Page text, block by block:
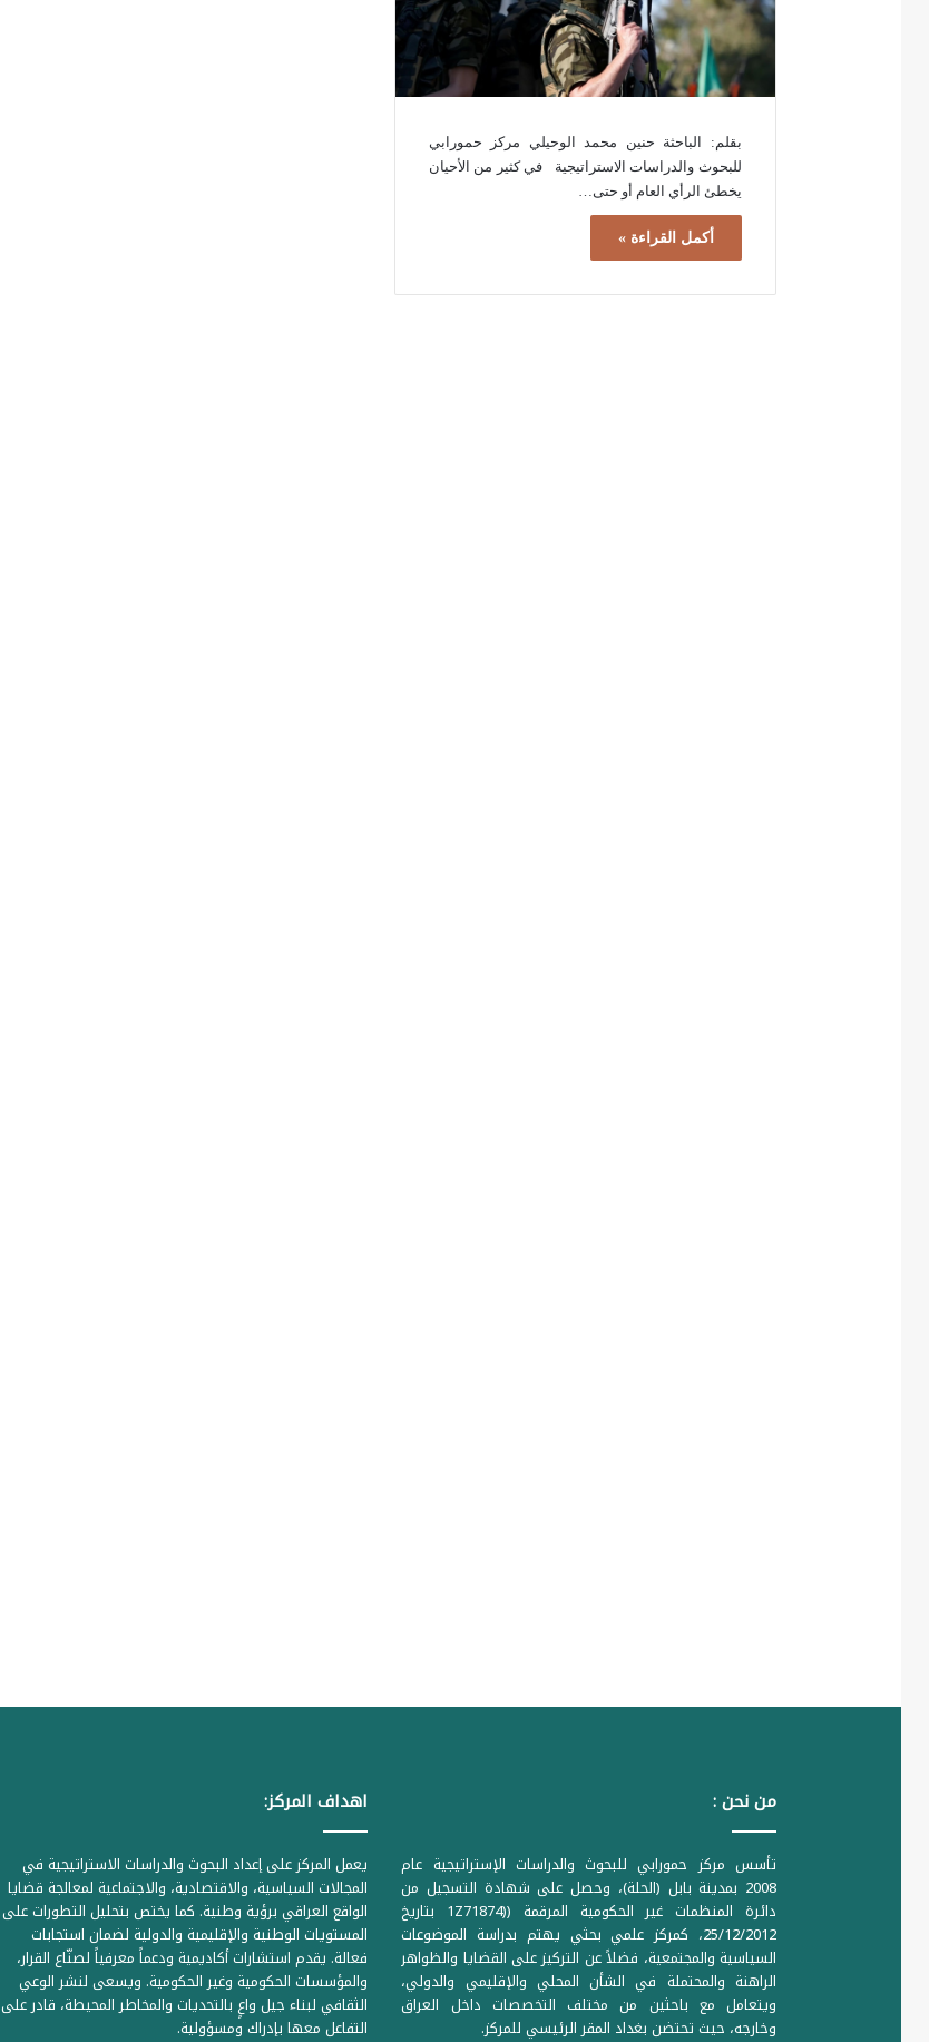
بقلم: الباحثة حنين محمد الوحيلي مركز حمورابي
للبحوث والدراسات الاستراتيجية في كثير من الأحيان
يخطئ الرأي العام أو حتى…
أكمل القراءة »
من نحن :
تأسس مركز حمورابي للبحوث والدراسات الإستراتيجية عام
2008 بمدينة بابل (الحلة)، وحصل على شهادة التسجيل من
دائرة المنظمات غير الحكومية المرقمة ((1Z71874 بتاريخ
25/12/2012، كمركز علمي بحثي يهتم بدراسة الموضوعات
السياسية والمجتمعية، فضلاً عن التركيز على القضايا والظواهر
الراهنة والمحتملة في الشأن المحلي والإقليمي والدولي،
ويتعامل مع باحثين من مختلف التخصصات داخل العراق
وخارجه، حيث تحتضن بغداد المقر الرئيسي للمركز.
اهداف المركز:
يعمل المركز على إعداد البحوث والدراسات الاستراتيجية في
المجالات السياسية، والاقتصادية، والاجتماعية لمعالجة قضايا
الواقع العراقي برؤية وطنية. كما يختص بتحليل التطورات على
المستويات الوطنية والإقليمية والدولية لضمان استجابات
فعالة. يقدم استشارات أكاديمية ودعماً معرفياً لصنّاع القرار،
والمؤسسات الحكومية وغير الحكومية. ويسعى لنشر الوعي
الثقافي لبناء جيل واعٍ بالتحديات والمخاطر المحيطة، قادر على
التفاعل معها بإدراك ومسؤولية.